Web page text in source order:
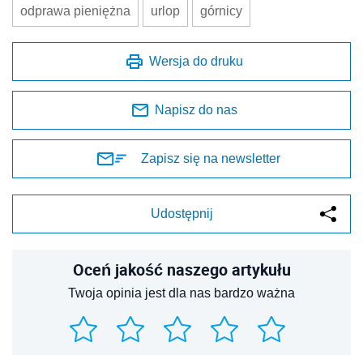
odprawa pieniężna urlop górnicy
Wersja do druku
Napisz do nas
Zapisz się na newsletter
Udostępnij
Oceń jakość naszego artykułu
Twoja opinia jest dla nas bardzo ważna